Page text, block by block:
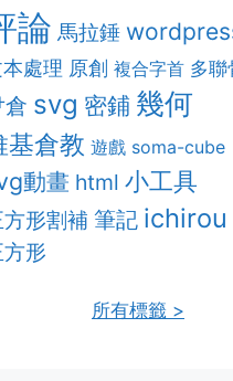
論 馬拉錘
處理 原創 複合字首 多聯
倉 svg 密鋪 幾何
基倉教 遊戲 soma-cube
動畫 html 小工具
方形割補 筆記 ichirou
方形
所有標籤 >